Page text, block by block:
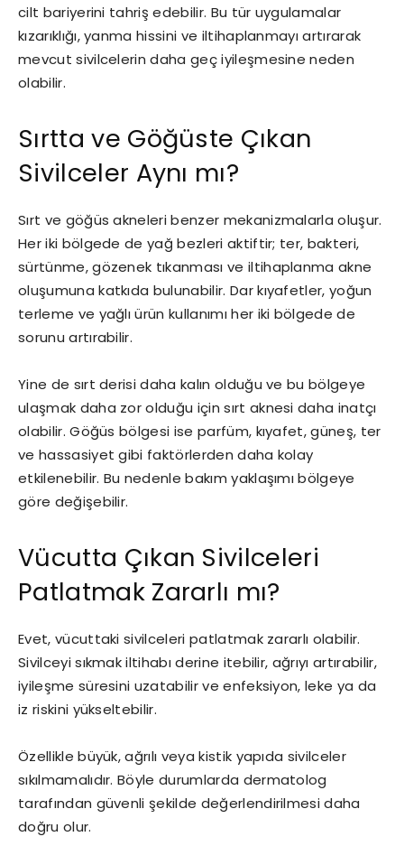
cilt bariyerini tahriş edebilir. Bu tür uygulamalar
kızarıklığı, yanma hissini ve iltihaplanmayı artırarak
mevcut sivilcelerin daha geç iyileşmesine neden
olabilir.
Sırtta ve Göğüste Çıkan
Sivilceler Aynı mı?
Sırt ve göğüs akneleri benzer mekanizmalarla oluşur.
Her iki bölgede de yağ bezleri aktiftir; ter, bakteri,
sürtünme, gözenek tıkanması ve iltihaplanma akne
oluşumuna katkıda bulunabilir. Dar kıyafetler, yoğun
terleme ve yağlı ürün kullanımı her iki bölgede de
sorunu artırabilir.
Yine de sırt derisi daha kalın olduğu ve bu bölgeye
ulaşmak daha zor olduğu için sırt aknesi daha inatçı
olabilir. Göğüs bölgesi ise parfüm, kıyafet, güneş, ter
ve hassasiyet gibi faktörlerden daha kolay
etkilenebilir. Bu nedenle bakım yaklaşımı bölgeye
göre değişebilir.
Vücutta Çıkan Sivilceleri
Patlatmak Zararlı mı?
Evet, vücuttaki sivilceleri patlatmak zararlı olabilir.
Sivilceyi sıkmak iltihabı derine itebilir, ağrıyı artırabilir,
iyileşme süresini uzatabilir ve enfeksiyon, leke ya da
iz riskini yükseltebilir.
Özellikle büyük, ağrılı veya kistik yapıda sivilceler
sıkılmamalıdır. Böyle durumlarda dermatolog
tarafından güvenli şekilde değerlendirilmesi daha
doğru olur.